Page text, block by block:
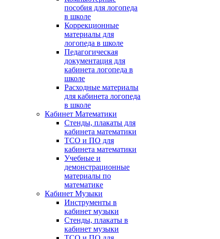
пособия для логопеда
в школе
Коррекционные
материалы для
логопеда в школе
Педагогическая
документация для
кабинета логопеда в
школе
Расходные материалы
для кабинета логопеда
в школе
Кабинет Математики
Стенды, плакаты для
кабинета математики
ТСО и ПО для
кабинета математики
Учебные и
демонстрационные
материалы по
математике
Кабинет Музыки
Инструменты в
кабинет музыки
Стенды, плакаты в
кабинет музыки